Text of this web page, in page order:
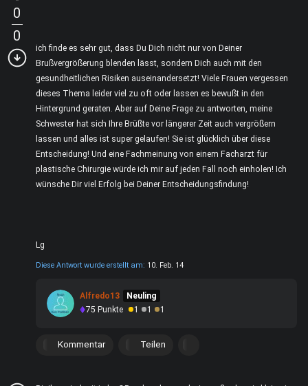
0
0
ich finde es sehr gut, dass Du Dich nicht nur von Deiner
Brußvergrößerung blenden lässt, sondern Dich auch mit den
gesundheitlichen Risiken auseinandersetzt! Viele Frauen vergessen
dieses Thema leider viel zu oft oder lassen es bewußt in den
Hintergrund geraten. Aber auf Deine Frage zu antworten, meine
Schwester hat sich Ihre Brüßte vor längerer Zeit auch vergrößern
lassen und alles ist super gelaufen! Sie ist glücklich über diese
Entscheidung! Und eine Fachmeinung von einem Facharzt für
plastische Chirurgie würde ich mir auf jeden Fall noch einholen! Ich
wünsche Dir viel Erfolg bei Deiner Entscheidungsfindung!
Lg
Diese Antwort wurde erstellt am: 10. Feb. 14
Alfredo13
Neuling
75 Punkte 1 1 1
Kommentar Teilen